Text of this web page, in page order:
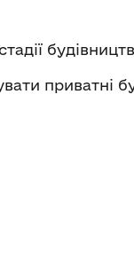
приватні